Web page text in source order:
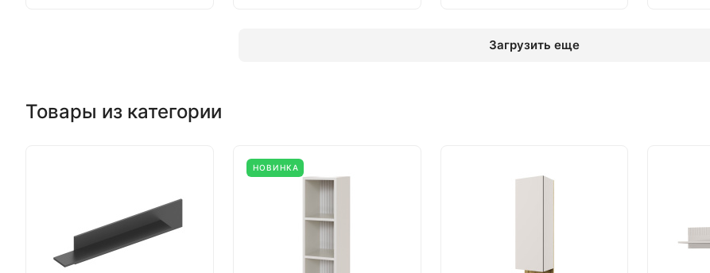
Загрузить еще
Товары из категории
НОВИНКА